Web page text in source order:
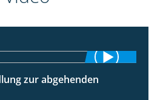
3:06
zur abgehenden